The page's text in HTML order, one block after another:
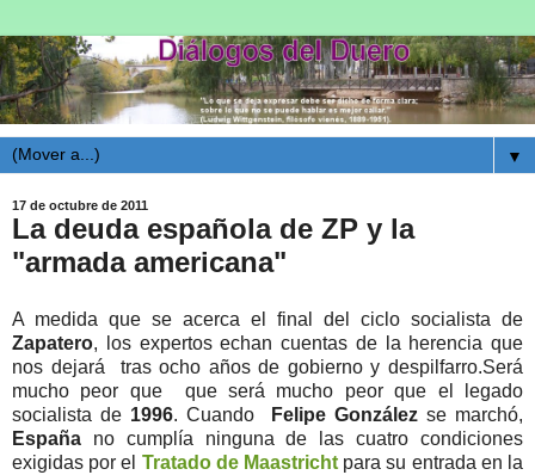
▼
17 de octubre de 2011
La deuda española de ZP y la
"armada americana"
A medida que se acerca el final del ciclo socialista de
Zapatero, los expertos echan cuentas de la herencia que
nos dejará tras ocho años de gobierno y despilfarro.Será
mucho peor que que será mucho peor que el legado
socialista de 1996. Cuando Felipe González se marchó,
España no cumplía ninguna de las cuatro condiciones
exigidas por el Tratado de Maastricht para su entrada en la